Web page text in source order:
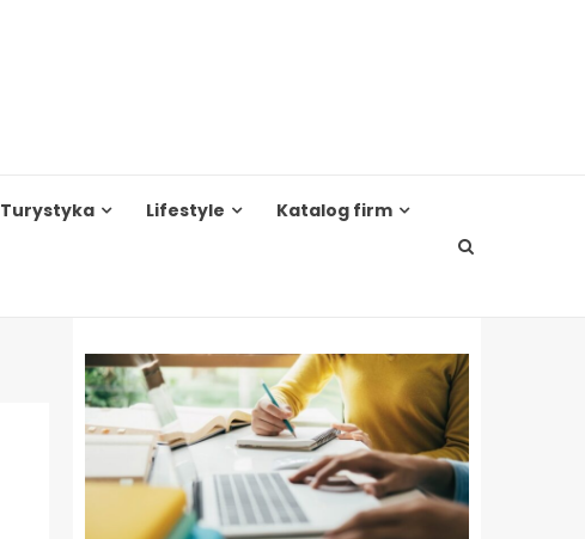
Turystyka Lifestyle Katalog firm